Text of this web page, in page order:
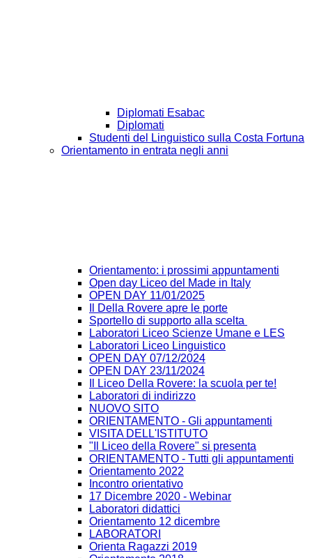
Diplomati Esabac
Diplomati
Studenti del Linguistico sulla Costa Fortuna
Orientamento in entrata negli anni
Orientamento: i prossimi appuntamenti
Open day Liceo del Made in Italy
OPEN DAY 11/01/2025
Il Della Rovere apre le porte
Sportello di supporto alla scelta
Laboratori Liceo Scienze Umane e LES
Laboratori Liceo Linguistico
OPEN DAY 07/12/2024
OPEN DAY 23/11/2024
Il Liceo Della Rovere: la scuola per te!
Laboratori di indirizzo
NUOVO SITO
ORIENTAMENTO - Gli appuntamenti
VISITA DELL'ISTITUTO
"Il Liceo della Rovere" si presenta
ORIENTAMENTO - Tutti gli appuntamenti
Orientamento 2022
Incontro orientativo
17 Dicembre 2020 - Webinar
Laboratori didattici
Orientamento 12 dicembre
LABORATORI
Orienta Ragazzi 2019